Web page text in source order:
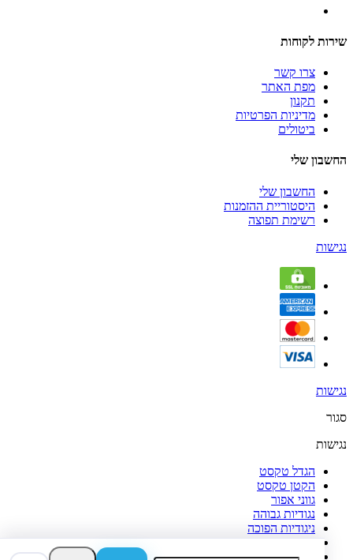
שירות לקוחות
צרו קשר
מפת האתר
תקנון
מדיניות הפרטיות
ביטולים
החשבון שלי
החשבון שלי
היסטוריית ההזמנות
רשימת תפוצה
נגישות
נגישות
סגור
נגישות
הגדל טקסט
הקטן טקסט
גווני אפור
נגודיות גבוהה
ניגודיות הפוכה
רקע בהיר
הדגשת קישורים